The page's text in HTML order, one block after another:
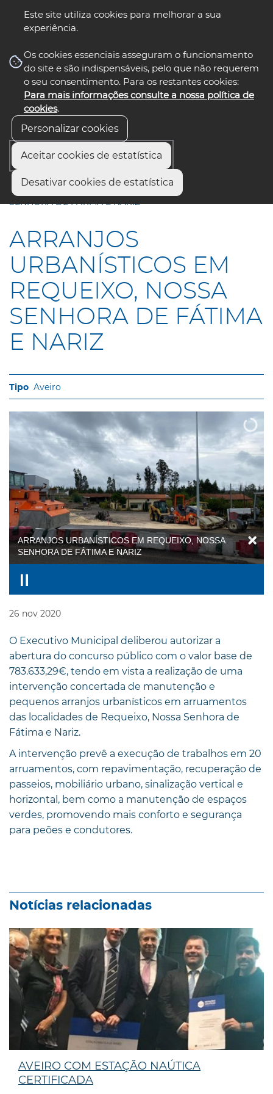
Este site utiliza cookies para melhorar a sua
experiência.
Os cookies essenciais asseguram o funcionamento
do site e são indispensáveis, pelo que não requerem
o seu consentimento. Para os restantes cookies:
Para mais informações consulte a nossa política de
cookies.
Personalizar cookies
Aceitar cookies de estatística
Desativar cookies de estatística
nos select language
Início
ARRANJOS URBANÍSTICOS EM REQUEIXO, NOSSA
SENHORA DE FÁTIMA E NARIZ
ARRANJOS
URBANÍSTICOS EM
REQUEIXO, NOSSA
SENHORA DE FÁTIMA
E NARIZ
Aveiro
ARRANJOS URBANÍSTICOS EM REQUEIXO, NOSSA
SENHORA DE FÁTIMA E NARIZ
26 nov 2020
O Executivo Municipal deliberou autorizar a
abertura do concurso público com o valor base de
783.633,29€, tendo em vista a realização de uma
intervenção concertada de manutenção e
pequenos arranjos urbanísticos em arruamentos
das localidades de Requeixo, Nossa Senhora de
Fátima e Nariz.
A intervenção prevê a execução de trabalhos em 20
arruamentos, com repavimentação, recuperação de
passeios, mobiliário urbano, sinalização vertical e
horizontal, bem como a manutenção de espaços
verdes, promovendo mais conforto e segurança
para peões e condutores.
Notícias relacionadas
AVEIRO COM ESTAÇÃO NAÚTICA
CERTIFICADA